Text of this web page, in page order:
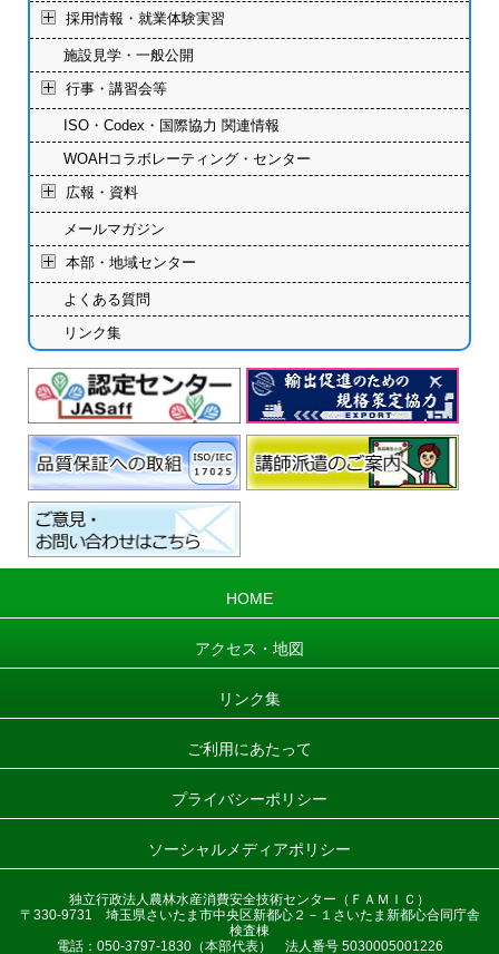
採用情報・就業体験実習
施設見学・一般公開
行事・講習会等
ISO・Codex・国際協力 関連情報
WOAHコラボレーティング・センター
広報・資料
メールマガジン
本部・地域センター
よくある質問
リンク集
HOME
アクセス・地図
リンク集
ご利用にあたって
プライバシーポリシー
ソーシャルメディアポリシー
独立行政法人農林水産消費安全技術センター（ＦＡＭＩＣ）
〒330-9731 埼玉県さいたま市中央区新都心２－１さいたま新都心合同庁舎
検査棟
電話：050-3797-1830（本部代表） 法人番号 5030005001226